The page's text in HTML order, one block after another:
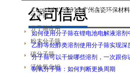
分子筛
分子筛应用
粉末分子筛
碳分子筛
活性氧化铝
Copyright(C)2016 广州鑫瓷环保材
|关于我们 |联系我们 |客户留言 |
如何使用分子筛在锂电池电解液溶剂
乙醇等烃醇类溶剂使用分子筛实现深
分子筛可以干燥哪些溶剂，一次跟你
制氧分子筛：如何判断更换周期